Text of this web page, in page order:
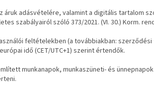
áruk adásvételére, valamint a digitális tartalom
szabályairól szóló 373/2021. (VI. 30.) Korm.
feltételekben (a továbbiakban:
idő (CET/UTC+1) szerint értendők.
munkanapok, munkaszüneti- és